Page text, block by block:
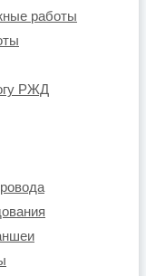
работы
РЖД